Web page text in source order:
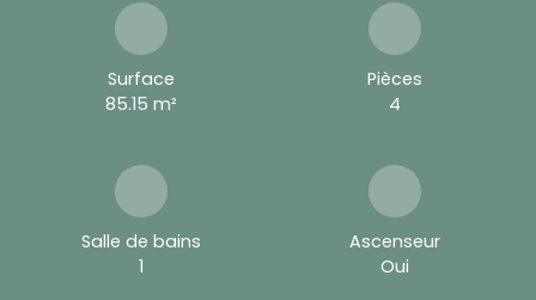
Surface
85.15m²
Pièces
4
Salle de bains
1
Ascenseur
Oui